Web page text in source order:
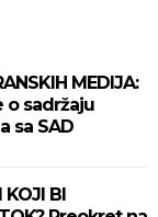
MEDIJA:
o sadržaju
sa SAD
KOJI BI